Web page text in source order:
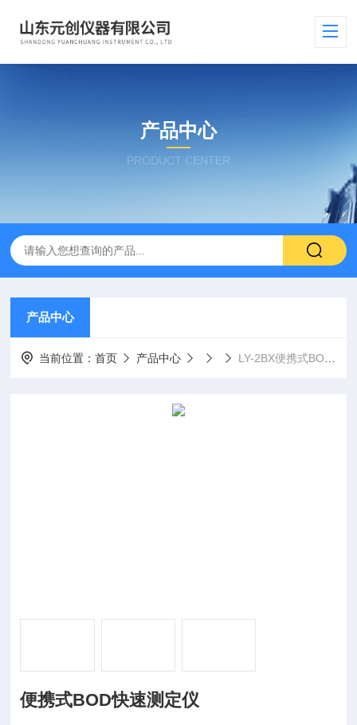
产品中心
PRODUCT CENTER
产品中心
当前位置：首页 产品中心 LY-2BX便携式BOD快速测定仪
便携式BOD快速测定仪